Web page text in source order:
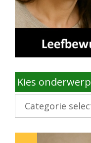
Kies onderwerp
Kies
onderwerp